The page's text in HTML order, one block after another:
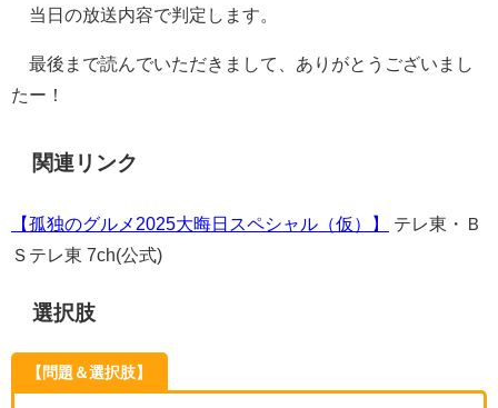
当日の放送内容で判定します。
最後まで読んでいただきまして、ありがとうございまし
たー！
関連リンク
【孤独のグルメ2025大晦日スペシャル（仮）】
テレ東・Ｂ
Ｓテレ東 7ch(公式)
選択肢
【問題＆選択肢】